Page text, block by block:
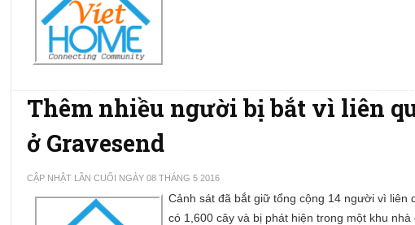
Thêm nhiều người bị bắt vì liên
ở Gravesend
CẬP NHẬT LẦN CUỐI NGÀY 08 THÁNG 5 2016
Cảnh sát đã bắt giữ tổng cộng 14 người vì
có 1,600 cây và bị phát hiện trong một khu nhà